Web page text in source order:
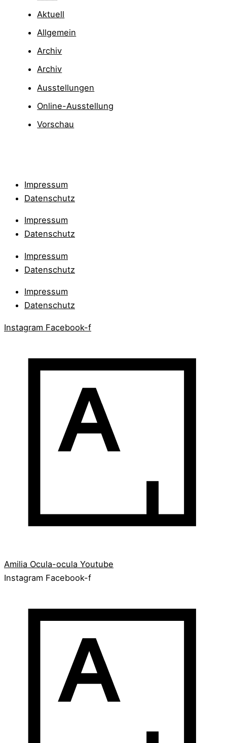
Aktuell
Allgemein
Archiv
Archiv
Ausstellungen
Online-Ausstellung
Vorschau
Impressum
Datenschutz
Impressum
Datenschutz
Impressum
Datenschutz
Impressum
Datenschutz
Instagram Facebook-f
Amilia Ocula-ocula Youtube
Instagram Facebook-f